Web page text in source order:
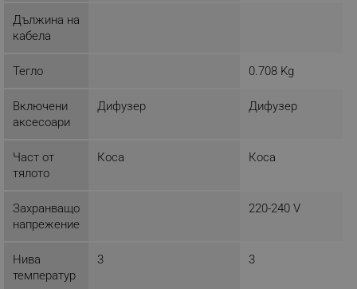
Дължина на
кабела
Тегло 0.708 Kg
Включени
аксесоари
Дифузер Дифузер
Част от
тялото
Коса Коса
Захранващо
напрежение
220-240 V
Нива
температур
3 3
Строго необходимите бисквитки позволяват
акаунта. Уебсайтът не може да се използва
правилно без строго необходими бисквитки.
Домейн